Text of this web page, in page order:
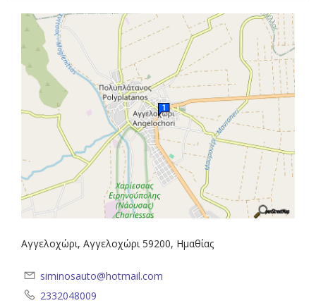
Αγγελοχώρι, Αγγελοχώρι 59200, Ημαθίας
siminosauto@hotmail.com
2332048009